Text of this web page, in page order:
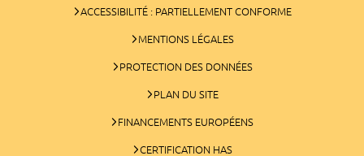
ACCESSIBILITÉ : PARTIELLEMENT CONFORME
MENTIONS LÉGALES
PROTECTION DES DONNÉES
PLAN DU SITE
FINANCEMENTS EUROPÉENS
CERTIFICATION HAS